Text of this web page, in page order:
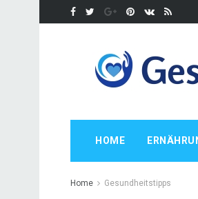
HOME
Home Gesundheitstipps